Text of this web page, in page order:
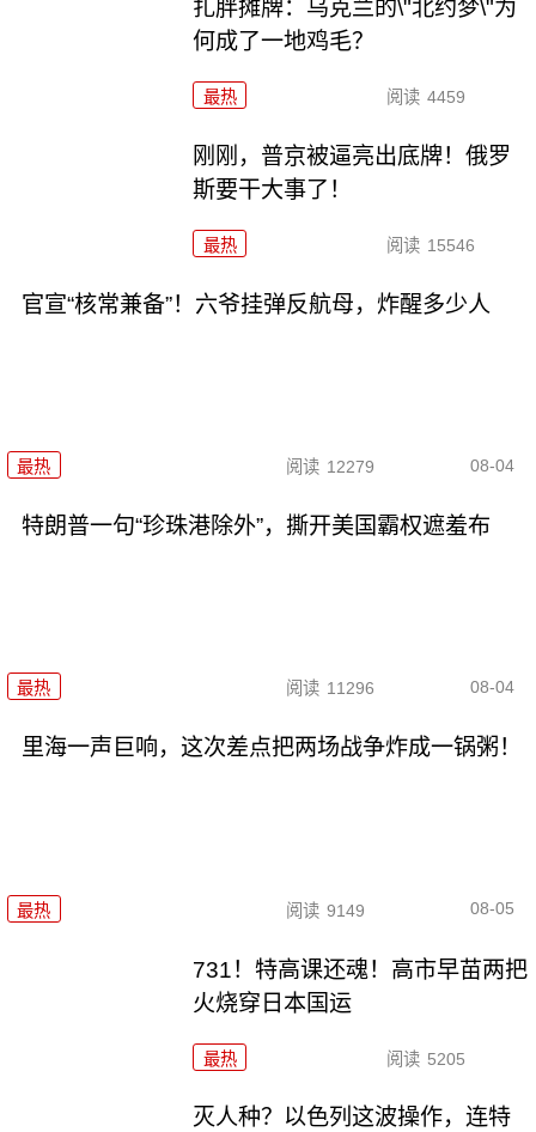
扎胖摊牌：乌克兰的\"北约梦\"为
何成了一地鸡毛？
最热 阅读 4459
刚刚，普京被逼亮出底牌！俄罗
斯要干大事了！
最热 阅读 15546
官宣“核常兼备”！六爷挂弹反航母，炸醒多少人
最热 阅读 12279 08-04
特朗普一句“珍珠港除外”，撕开美国霸权遮羞布
最热 阅读 11296 08-04
里海一声巨响，这次差点把两场战争炸成一锅粥！
最热 阅读 9149 08-05
731！特高课还魂！高市早苗两把
火烧穿日本国运
最热 阅读 5205
灭人种？以色列这波操作，连特